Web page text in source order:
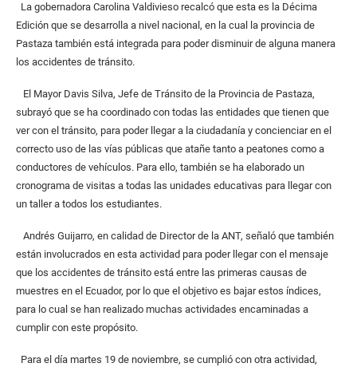
La gobernadora Carolina Valdivieso recalcó que esta es la Décima
Edición que se desarrolla a nivel nacional, en la cual la provincia de
Pastaza también está integrada para poder disminuir de alguna manera
los accidentes de tránsito.
El Mayor Davis Silva, Jefe de Tránsito de la Provincia de Pastaza,
subrayó que se ha coordinado con todas las entidades que tienen que
ver con el tránsito, para poder llegar a la ciudadanía y concienciar en el
correcto uso de las vías públicas que atañe tanto a peatones como a
conductores de vehículos. Para ello, también se ha elaborado un
cronograma de visitas a todas las unidades educativas para llegar con
un taller a todos los estudiantes.
Andrés Guijarro, en calidad de Director de la ANT, señaló que también
están involucrados en esta actividad para poder llegar con el mensaje
que los accidentes de tránsito está entre las primeras causas de
muestres en el Ecuador, por lo que el objetivo es bajar estos índices,
para lo cual se han realizado muchas actividades encaminadas a
cumplir con este propósito.
Para el día martes 19 de noviembre, se cumplió con otra actividad,